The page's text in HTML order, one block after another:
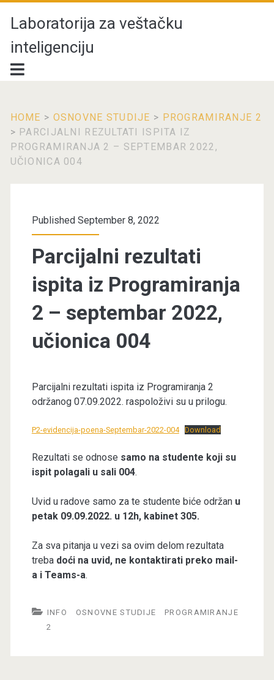
Laboratorija za veštačku
inteligenciju
HOME > OSNOVNE STUDIJE > PROGRAMIRANJE 2
> PARCIJALNI REZULTATI ISPITA IZ
PROGRAMIRANJA 2 – SEPTEMBAR 2022,
UČIONICA 004
Published September 8, 2022
Parcijalni rezultati
ispita iz Programiranja
2 – septembar 2022,
učionica 004
Parcijalni rezultati ispita iz Programiranja 2
održanog 07.09.2022. raspoloživi su u prilogu.
P2-evidencija-poena-Septembar-2022-004 Download
Rezultati se odnose samo na studente koji su
ispit polagali u sali 004.
Uvid u radove samo za te studente biće održan u
petak 09.09.2022. u 12h, kabinet 305.
Za sva pitanja u vezi sa ovim delom rezultata
treba doći na uvid, ne kontaktirati preko mail-
a i Teams-a.
INFO OSNOVNE STUDIJE
PROGRAMIRANJE
2